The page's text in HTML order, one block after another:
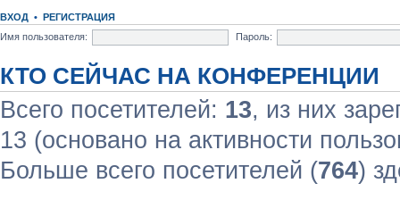
ВХОД • РЕГИСТРАЦИЯ
Имя пользователя:
Пароль:
КТО СЕЙЧАС НА КОНФЕРЕНЦИИ
Всего посетителей: 13, из них
13 (основано на активности
Больше всего посетителей (764)